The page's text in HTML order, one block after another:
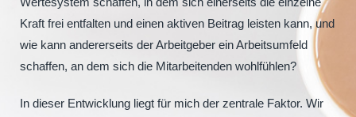
Kraft frei entfalten und einen aktiven Beitrag leisten kann, und
wie kann andererseits der Arbeitgeber ein Arbeitsumfeld
schaffen, an dem sich die Mitarbeitenden wohlfühlen?
In dieser Entwicklung liegt für mich der zentrale Faktor. Wir